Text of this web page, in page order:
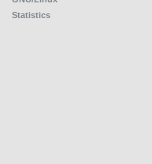
Statistics